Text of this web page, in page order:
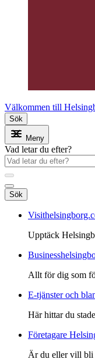
Välkommen till
Sök
Meny
Vad letar du efter?
Sök
Upptäck
Allt för dig som
E-tjänster och
Här hittar du
Företagare
Är du eller vill bli